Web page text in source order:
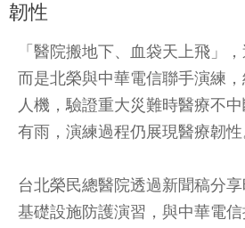
韌性
「醫院搬地下、血袋天上飛」
而是北榮與中華電信聯手演練
人機，驗證重大災難時醫療不
有雨，演練過程仍展現醫療韌性
台北榮民總醫院透過新聞稿分
基礎設施防護演習，與中華電